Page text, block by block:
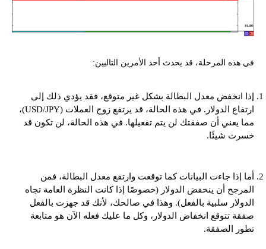
في هذه المرحلة، قد يحدث أحد الأمرين التاليين:
إذا انخفض معدل البطالة بشكل غير متوقع، فقد يؤدي ذلك إلى
ارتفاع الدولار. في هذه الحالة، قد يرتفع زوج العملات (USD/JPY)،
مما يعني أن صفقتك لن يتم تفعيلها. في هذه الحالة، لن تكون قد
خسرت شيئًا.
أما إذا جاءت البيانات كما توقعت وارتفع معدل البطالة، فمن
المرجح أن ينخفض الدولار (خصوصًا إذا كانت النظرة العامة تجاه
الدولار سلبية بالفعل). وهذا في صالحك، لأنك قد جهزت بالفعل
صفقة تتوقع انخفاض الدولار، وكل ما عليك فعله الآن هو متابعة
تطور الصفقة.